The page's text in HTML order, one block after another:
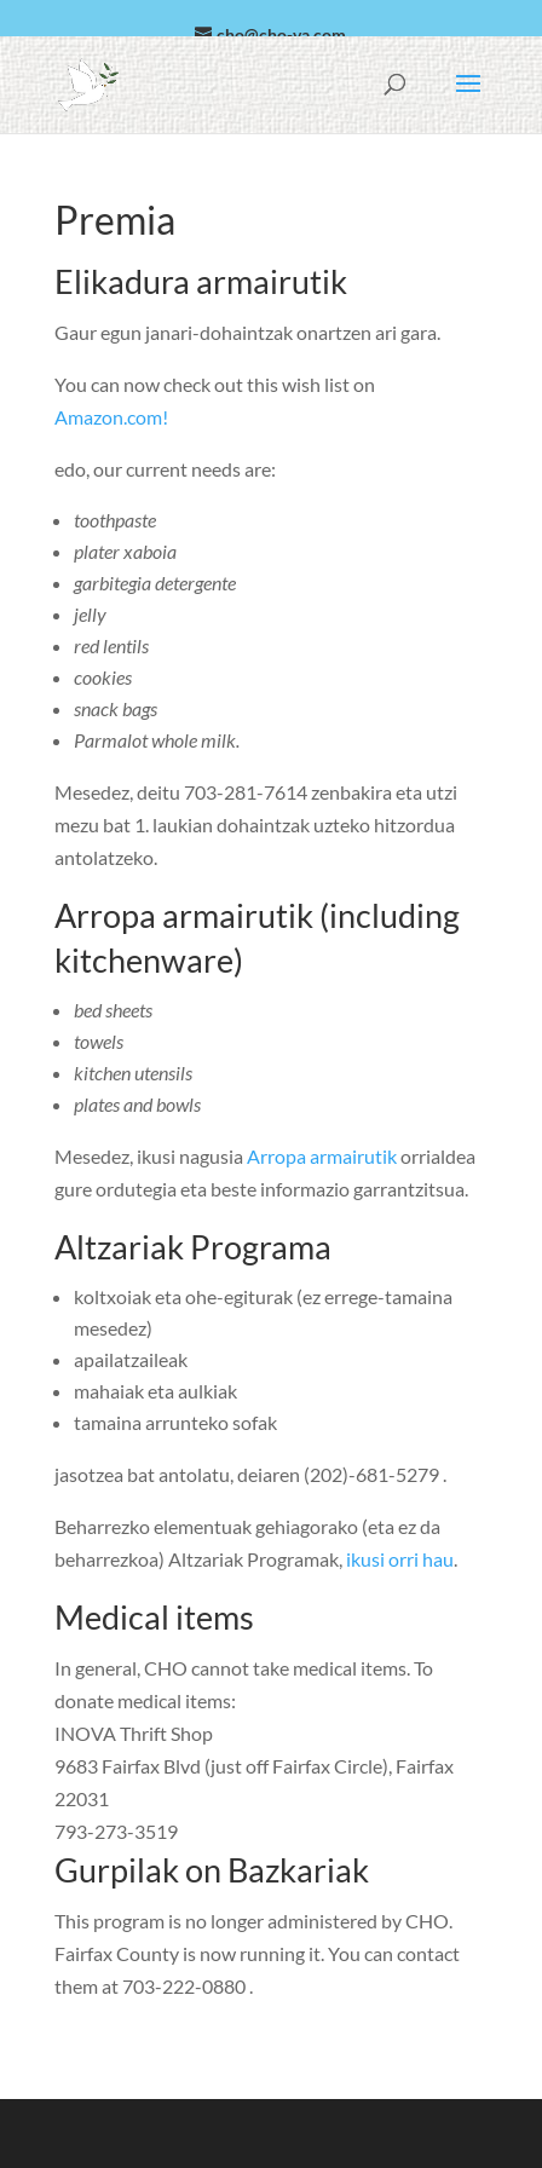
cho@cho-va.com
arabiera
Español
Premia
Elikadura armairutik
Gaur egun janari-dohaintzak onartzen ari gara.
You can now check out this wish list on
Amazon.com!
edo,our current needs are:
toothpaste
plater xaboia
garbitegia detergente
jelly
red lentils
cookies
snack bags
Parmalot whole milk.
Mesedez, deitu 703-281-7614 zenbakira eta utzi
mezu bat 1. laukian dohaintzak uzteko hitzordua
antolatzeko.
Arropa armairutik (including
kitchenware)
bed sheets
towels
kitchen utensils
plates and bowls
Mesedez, ikusi nagusia Arropa armairutikorrialdea
gure ordutegia eta beste informazio garrantzitsua.
Altzariak Programa
koltxoiak eta ohe-egiturak (ez errege-tamaina
mesedez)
apailatzaileak
mahaiak eta aulkiak
tamaina arrunteko sofak
jasotzea bat antolatu, deiaren (202)-681-5279 .
Beharrezko elementuak gehiagorako (eta ez da
beharrezkoa) Altzariak Programak, ikusi orri hau.
Medical items
In general,CHO cannot take medical items.To
donate medical items:
INOVA Thrift Shop
9683 Fairfax Blvd (just off Fairfax Circle), Fairfax
22031
793-273-3519
Gurpilak on Bazkariak
This program is no longer administered by CHO.
Fairfax County is now running it.You can contact
them at 703-222-0880 .